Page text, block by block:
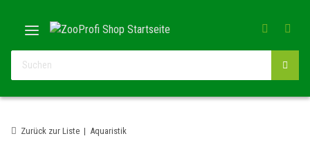
Zurück zur Liste Aquaristik